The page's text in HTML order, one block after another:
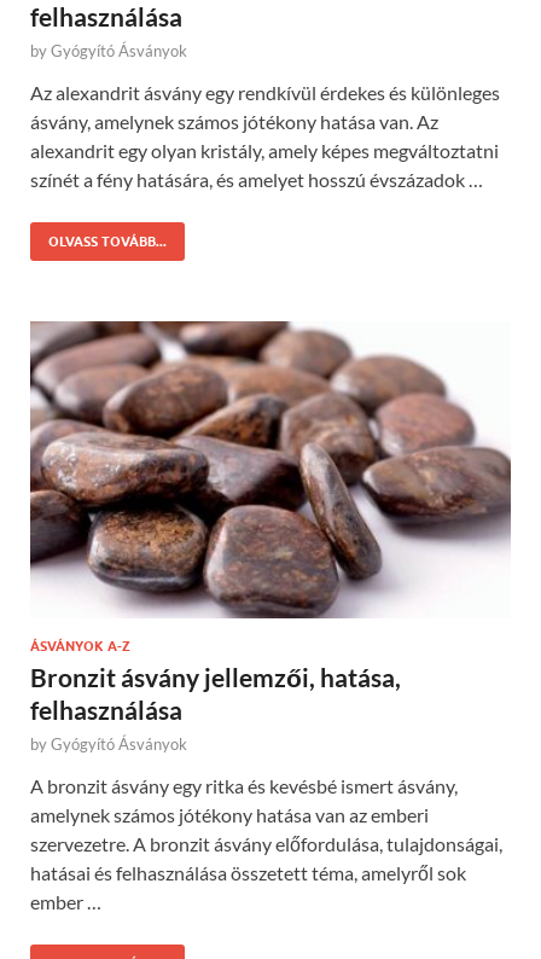
felhasználása
byGyógyító Ásványok
Az alexandrit ásvány egy rendkívül érdekes és különleges
ásvány, amelynek számos jótékony hatása van. Az
alexandrit egy olyan kristály, amely képes megváltoztatni
színét a fény hatására, és amelyet hosszú évszázadok …
OLVASS TOVÁBB...
ÁSVÁNYOK A-Z
Bronzit ásvány jellemzői, hatása,
felhasználása
byGyógyító Ásványok
A bronzit ásvány egy ritka és kevésbé ismert ásvány,
amelynek számos jótékony hatása van az emberi
szervezetre. A bronzit ásvány előfordulása, tulajdonságai,
hatásai és felhasználása összetett téma, amelyről sok
ember …